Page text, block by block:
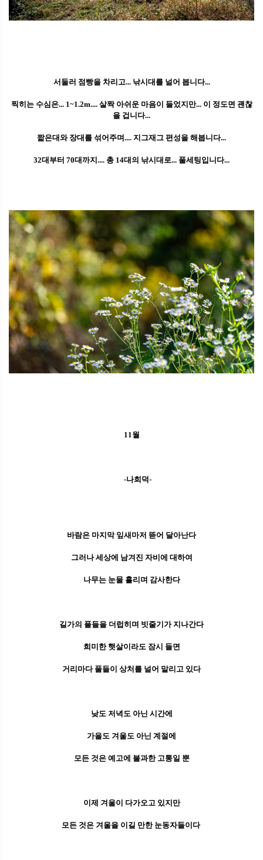
서둘러 점빵을 차리고... 낚시대를 널어 봅니다...
찍히는 수심은... 1~1.2m.... 살짝 아쉬운 마음이 들었지만... 이 정도면 괜찮
을 겁니다...
짧은대와 장대를 섞어주며.... 지그재그 편성을 해봅니다...
32대부터 70대까지.... 총 14대의 낚시대로... 풀세팅입니다...
11월
-나희덕-
바람은 마지막 잎새마저 뜯어 달아난다
그러나 세상에 남겨진 자비에 대하여
나무는 눈물 흘리며 감사한다
길가의 풀들을 더럽히며 빗줄기가 지나간다
희미한 햇살이라도 잠시 들면
거리마다 풀들이 상처를 널어 말리고 있다
낮도 저녁도 아닌 시간에
가을도 겨울도 아닌 계절에
모든 것은 예고에 불과한 고통일 뿐
이제 겨울이 다가오고 있지만
모든 것은 겨울을 이길 만한 눈동자들이다